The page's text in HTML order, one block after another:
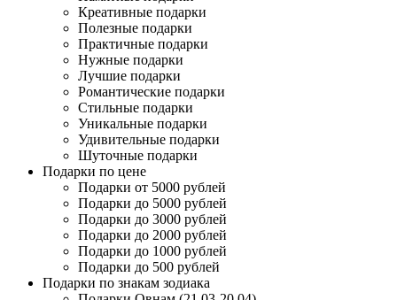
Креативные подарки
Полезные подарки
Практичные подарки
Нужные подарки
Лучшие подарки
Романтические подарки
Стильные подарки
Уникальные подарки
Удивительные подарки
Шуточные подарки
Подарки по цене
Подарки от 5000 рублей
Подарки до 5000 рублей
Подарки до 3000 рублей
Подарки до 2000 рублей
Подарки до 1000 рублей
Подарки до 500 рублей
Подарки по знакам зодиака